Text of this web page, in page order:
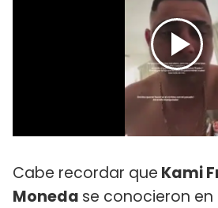
Cabe recordar que Kami
Moneda se conocieron